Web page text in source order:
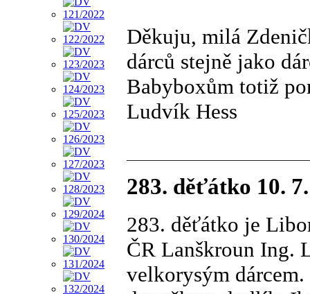
Děkuju, milá
dárců stejně jako
Babyboxům totiž
Ludvík Hess
283. děťátko 10.
283. děťátko je
ČR Lanškroun Ing.
velkorysým